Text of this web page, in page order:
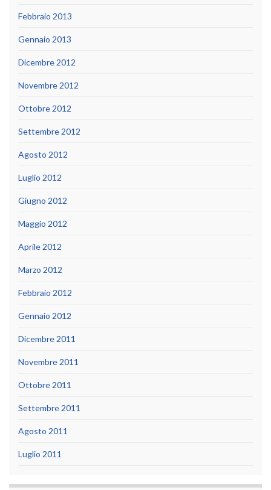
Febbraio 2013
Gennaio 2013
Dicembre 2012
Novembre 2012
Ottobre 2012
Settembre 2012
Agosto 2012
Luglio 2012
Giugno 2012
Maggio 2012
Aprile 2012
Marzo 2012
Febbraio 2012
Gennaio 2012
Dicembre 2011
Novembre 2011
Ottobre 2011
Settembre 2011
Agosto 2011
Luglio 2011